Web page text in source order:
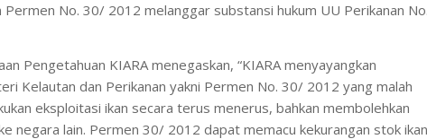
No. 30/ 2012 melanggar substansi hukum UU Perikanan No.
Pengetahuan KIARA menegaskan, “KIARA menyayangkan
Kelautan dan Perikanan yakni Permen No. 30/ 2012 yang malah
eksploitasi ikan secara terus menerus, bahkan membolehkan
negara lain. Permen 30/ 2012 dapat memacu kekurangan stok ikan